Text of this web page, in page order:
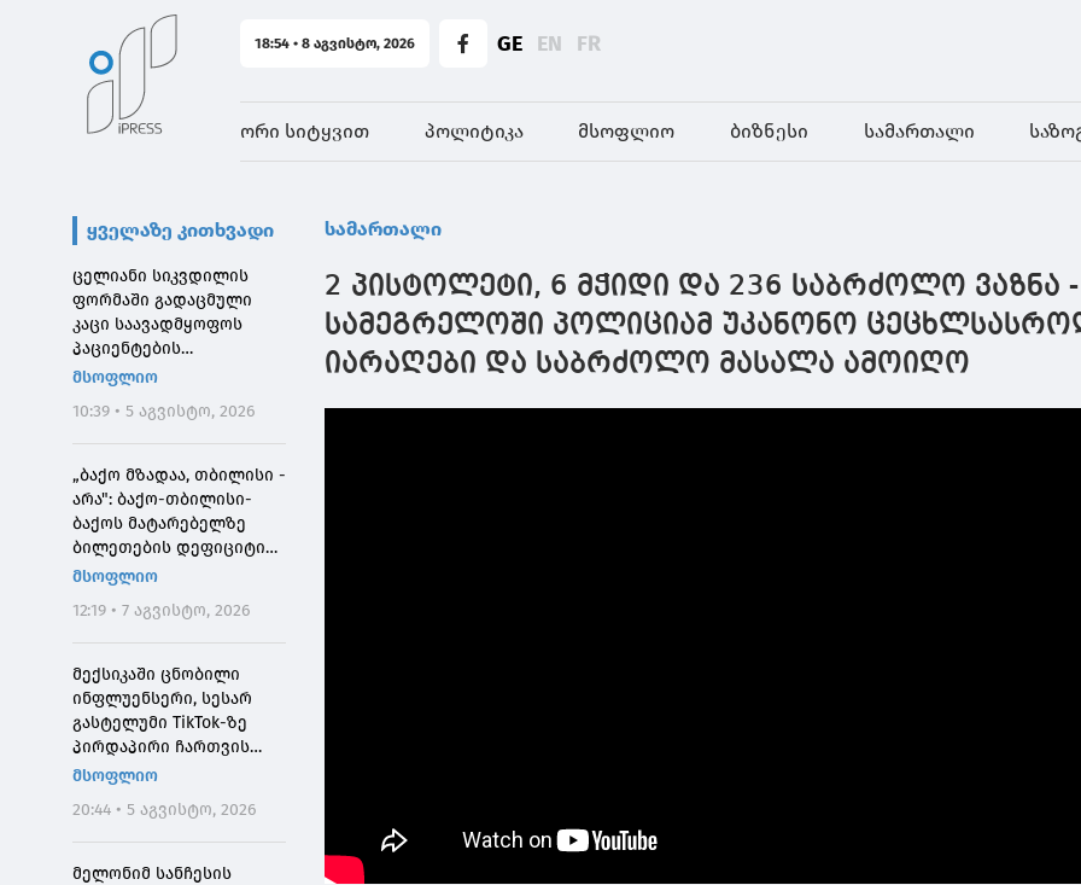
18:54 • 8 აგვისტო, 2026 GE EN FR
ორი სიტყვით პოლიტიკა მსოფლიო ბიზნესი სამართალი
ყველაზე კითხვადი
ცელიანი სიკვდილის
ფორმაში გადაცმული
კაცი საავადმყოფოს
პაციენტების
შეშინებისთვის
მსოფლიო
10:39 • 5 აგვისტო, 2026
„ბაქო მზადაა, თბილისი -
არა": ბაქო-თბილისი-
ბაქოს მატარებელზე
ბილეთების დეფიციტის
მიზეზი
მსოფლიო
12:19 • 7 აგვისტო, 2026
მექსიკაში ცნობილი
ინფლუენსერი, სესარ
გასტელუმი TikTok-ზე
პირდაპირი ჩართვის
დროს მოკლეს
მსოფლიო
20:44 • 5 აგვისტო, 2026
მელონიმ სანჩესის
სამართალი
2 პისტოლეტი, 6 მჭიდი და 236 საბრძოლო ვაზნა -
სამეგრელოში პოლიციამ უკანონო
იარაღები და საბრძოლო მასალა ამოიღო